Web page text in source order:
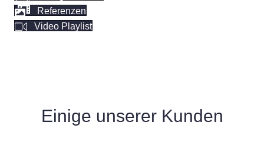
Referenzen
Video Playlist
Einige unserer Kunden